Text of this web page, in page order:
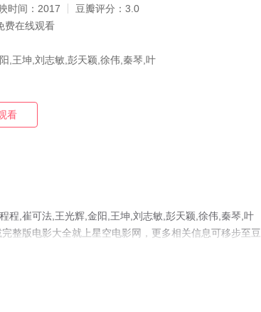
时间： 2017 豆瓣评分： 3.0
费在线观看
,王坤,刘志敏,彭天颖,徐伟,秦琴,叶
看
程,崔可法,王光辉,金阳,王坤,刘志敏,彭天颖,徐伟,秦琴,叶
整版电影大全就上星空电影网，更多相关信息可移步至豆